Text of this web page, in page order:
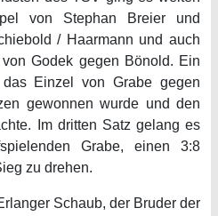
von Stephan Breier und
/ Haarmann und auch
Godek gegen Bönold. Ein
Einzel von Grabe gegen
gewonnen wurde und den
Im dritten Satz gelang es
Grabe, einen 3:8
zu drehen.
Schaub, der Bruder der